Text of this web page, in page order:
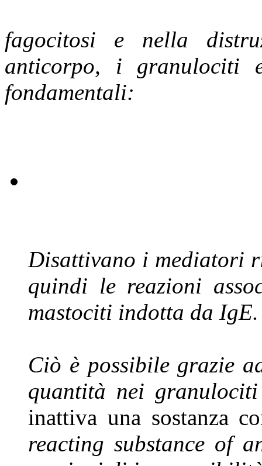
fagocitosi e nella
anticorpo, i granulociti
fondamentali:
Disattivano i mediatori
quindi le reazioni
mastociti indotta da IgE.
Ciò è possibile grazie
quantità nei
inattiva una sostanza
reacting substance of